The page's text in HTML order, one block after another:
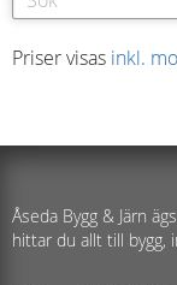
Priser visas inkl.
Åseda Bygg & Järn
hittar du allt till bygg,